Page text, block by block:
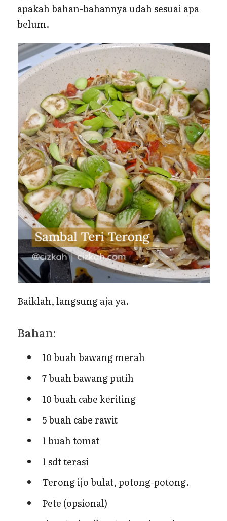
apakah bahan-bahannya udah sesuai apa
belum.
Baiklah, langsung aja ya.
Bahan:
10 buah bawang merah
7 buah bawang putih
10 buah cabe keriting
5 buah cabe rawit
1 buah tomat
1 sdt terasi
Terong ijo bulat, potong-potong.
Pete (opsional)